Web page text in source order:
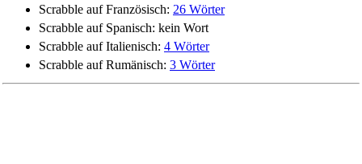
Scrabble auf Französisch: 26 Wörter
Scrabble auf Spanisch: kein Wort
Scrabble auf Italienisch: 4 Wörter
Scrabble auf Rumänisch: 3 Wörter